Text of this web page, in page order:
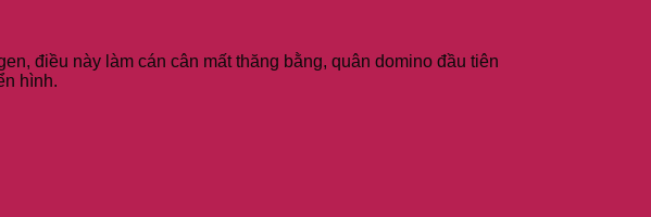
điều này làm cán cân mất thăng bằng, quân domino đầu tiên
hình.